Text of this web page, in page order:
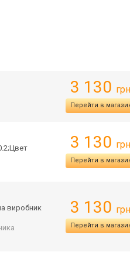
3 130
Перейти в
3 130
Перейти в
виробник
3 130
Перейти в